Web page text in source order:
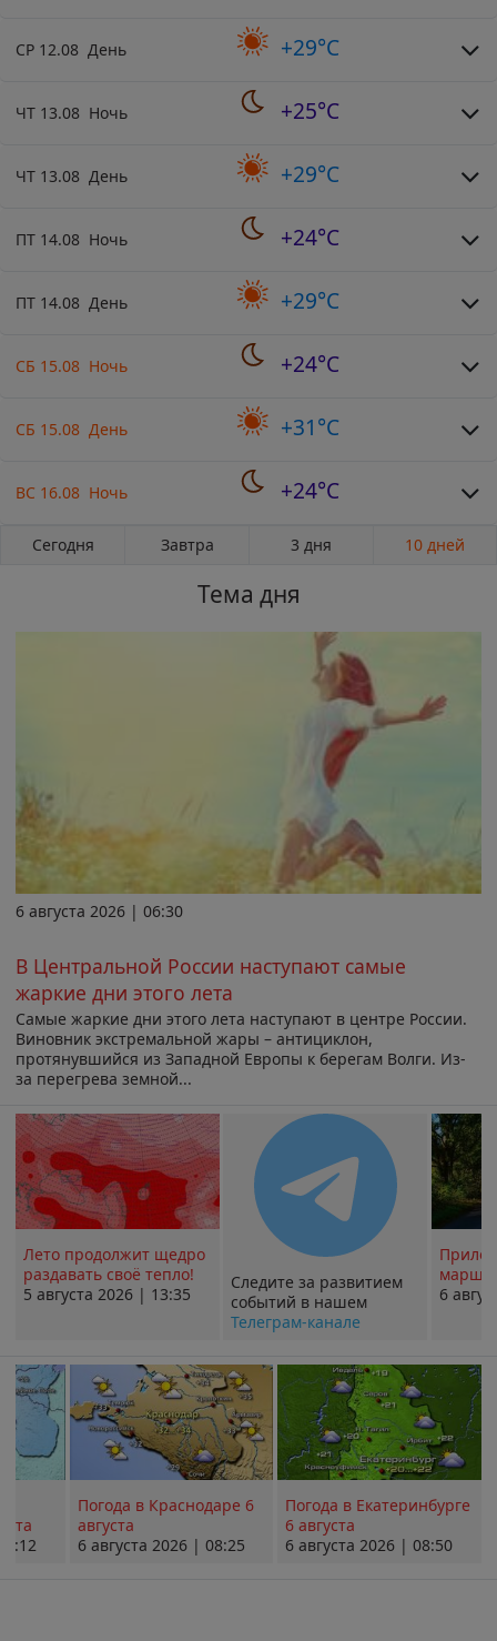
СР 12.08 День +29°C
ЧТ 13.08 Ночь +25°C
ЧТ 13.08 День +29°C
ПТ 14.08 Ночь +24°C
ПТ 14.08 День +29°C
СБ 15.08 Ночь +24°C
СБ 15.08 День +31°C
ВС 16.08 Ночь +24°C
Сегодня Завтра 3 дня 10 дней
Тема дня
6 августа 2026 | 06:30
В Центральной России наступают самые
жаркие дни этого лета
Самые жаркие дни этого лета наступают в центре России.
Виновник экстремальной жары – антициклон,
протянувшийся из Западной Европы к берегам Волги. Из-
за перегрева земной...
Лето продолжит щедро
раздавать своё тепло!
5 августа 2026 | 13:35
Следите за развитием
событий в нашем
Телеграм-канале
6
Погода в Краснодаре 6
августа
6 августа 2026 | 08:25
Погода в Екатеринбурге
6 августа
6 августа 2026 | 08:50